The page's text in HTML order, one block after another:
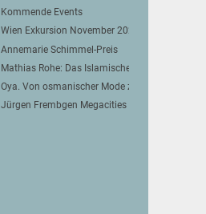
Kommende Events
Wien Exkursion November 2026
Annemarie Schimmel-Preis
Mathias Rohe: Das Islamische Recht
Oya. Von osmanischer Mode zu türkischer
Jürgen Frembgen Megacities Trilogie